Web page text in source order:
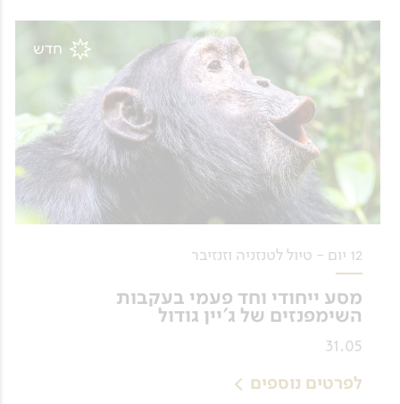
12 יום - טיול לטנזניה וזנזיבר
מסע ייחודי וחד פעמי בעקבות
השימפנזים של ג'יין גודול
31.05
לפרטים נוספים
חדש